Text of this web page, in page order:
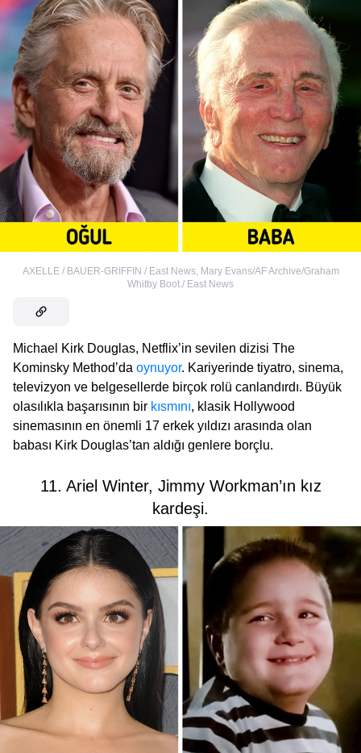
AXELLE / BAUER-GRIFFIN / East News, Mary Evans/AF Archive/Graham
Whitby Boot./ East News
Michael Kirk Douglas, Netflix’in sevilen dizisi The
Kominsky Method’da oynuyor. Kariyerinde tiyatro, sinema,
televizyon ve belgesellerde birçok rolü canlandırdı. Büyük
olasılıkla başarısının bir kısmını, klasik Hollywood
sinemasının en önemli 17 erkek yıldızı arasında olan
babası Kirk Douglas’tan aldığı genlere borçlu.
11. Ariel Winter, Jimmy Workman’ın kız
kardeşi.